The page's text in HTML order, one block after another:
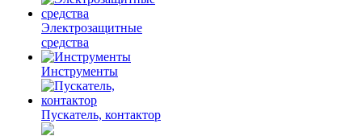
Электрозащитные
средства
Инструменты
Пускатель, контактор